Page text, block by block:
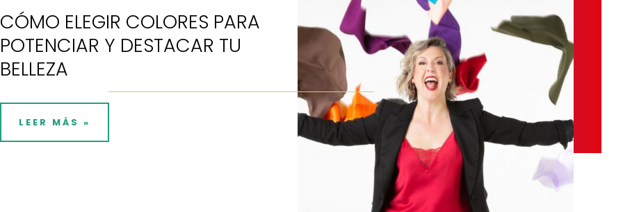
CÓMO ELEGIR COLORES PARA
POTENCIAR Y DESTACAR TU
BELLEZA
LEER MÁS »